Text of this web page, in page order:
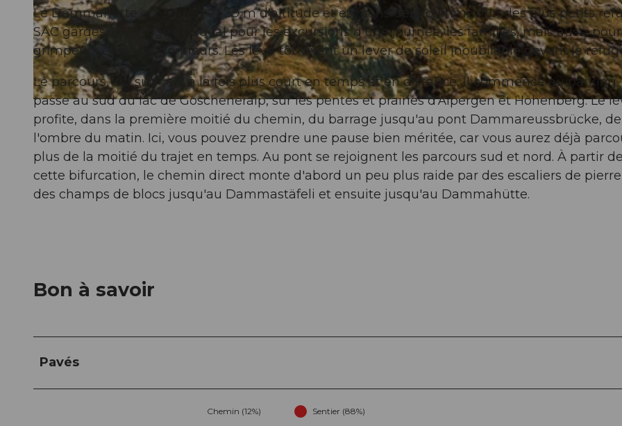
© Andermatt-Urserntal Tourismus GmbH, Ferienregion Andermatt
Le Dammahütte est situé à 2439 m d'altitude et est considéré comme l'un des plus petits
SAC gardés. Le refuge est idéal pour les excursions d'une journée, les familles, mais aussi
grimpeurs et les randonneurs. Les lève-tôt vivent un lever de soleil inoubliable devant le
Le parcours "du sud" est à la fois plus court en temps et en distance, il commence au parking.
passe au sud du lac de Göscheneralp, sur les pentes et prairies d'Älpergen et Höhenberg. Le
profite, dans la première moitié du chemin, du barrage jusqu'au pont Dammareussbrücke, de
l'ombre du matin. Ici, vous pouvez prendre une pause bien méritée, car vous aurez déjà
plus de la moitié du trajet en temps. Au pont se rejoignent les parcours sud et nord. À partir de
cette bifurcation, le chemin direct monte d'abord un peu plus raide par des escaliers de
des champs de blocs jusqu'au Dammastäfeli et ensuite jusqu'au Dammahütte.
Bon à savoir
Pavés
Chemin (12%) Sentier (88%)